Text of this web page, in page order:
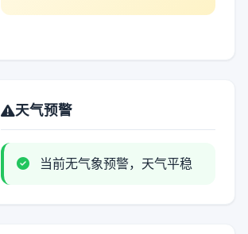
天气预警
当前无气象预警，天气平稳